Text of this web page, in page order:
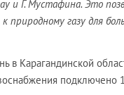
и Г. Мустафина. Это
природному газу для
в Карагандинской